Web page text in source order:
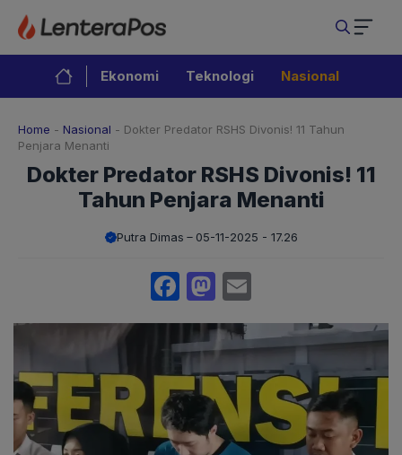
Langsung
isi
Ekonomi Teknologi Nasional
Home - Nasional - Dokter Predator RSHS Divonis! 11 Tahun
Penjara Menanti
Dokter Predator RSHS Divonis! 11
Tahun Penjara Menanti
Putra Dimas 05-11-2025 - 17.26
Facebook
Mastodon